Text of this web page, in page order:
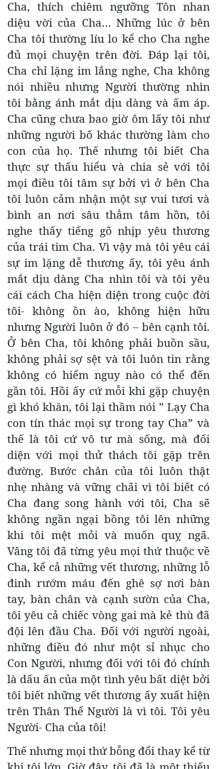
Cha, thích chiêm ngưỡng Tôn nhan
diệu vời của Cha… Những lúc ở bên
Cha tôi thường líu lo kể cho Cha nghe
đủ mọi chuyện trên đời. Đáp lại tôi,
Cha chỉ lặng im lắng nghe, Cha không
nói nhiều nhưng Người thường nhìn
tôi bằng ánh mắt dịu dàng và ấm áp.
Cha cũng chưa bao giờ ôm lấy tôi như
những người bố khác thường làm cho
con của họ. Thế nhưng tôi biết Cha
thực sự thấu hiểu và chia sẻ với tôi
mọi điều tôi tâm sự bởi vì ở bên Cha
tôi luôn cảm nhận một sự vui tươi và
bình an nơi sâu thẳm tâm hồn, tôi
nghe thấy tiếng gõ nhịp yêu thương
của trái tim Cha. Vì vậy mà tôi yêu cái
sự im lặng dễ thương ấy, tôi yêu ánh
mắt dịu dàng Cha nhìn tôi và tôi yêu
cái cách Cha hiện diện trong cuộc đời
tôi- không ồn ào, không hiện hữu
nhưng Người luôn ở đó – bên cạnh tôi.
Ở bên Cha, tôi không phải buồn sầu,
không phải sợ sệt và tôi luôn tin rằng
không có hiểm nguy nào có thể đến
gần tôi. Hồi ấy cứ mỗi khi gặp chuyện
gì khó khăn, tôi lại thầm nói ” Lạy Cha
con tín thác mọi sự trong tay Cha” và
thế là tôi cứ vô tư mà sống, mà đối
diện với mọi thử thách tôi gặp trên
đường. Bước chân của tôi luôn thật
nhẹ nhàng và vững chãi vì tôi biết có
Cha đang song hành với tôi, Cha sẽ
không ngần ngại bồng tôi lên những
khi tôi mệt mỏi và muốn quỵ ngã.
Vâng tôi đã từng yêu mọi thứ thuộc về
Cha, kể cả những vết thương, những lỗ
đinh rướm máu đến ghê sợ nơi bàn
tay, bàn chân và cạnh sườn của Cha,
tôi yêu cả chiếc vòng gai mà kẻ thù đã
đội lên đầu Cha. Đối với người ngoài,
những điều đó như một sỉ nhục cho
Con Người, nhưng đối với tôi đó chính
là dấu ấn của một tình yêu bất diệt bởi
tôi biết những vết thương ấy xuất hiện
trên Thân Thể Người là vì tôi. Tôi yêu
Người- Cha của tôi!
Thế nhưng mọi thứ bỗng đổi thay kể từ